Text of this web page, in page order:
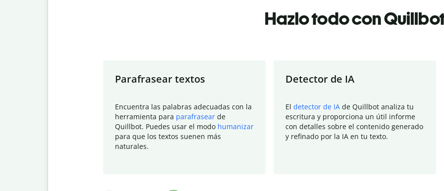
Hazlo todo con
Parafrasear textos
Encuentra las palabras adecuadas con la
herramienta para parafrasear de
Quillbot. Puedes usar el modo humanizar
para que los textos suenen más
naturales.
Detector de IA
El detector de IA de Quillbot analiza tu
escritura y proporciona un útil informe
con detalles sobre el contenido generado
y refinado por la IA en tu texto.